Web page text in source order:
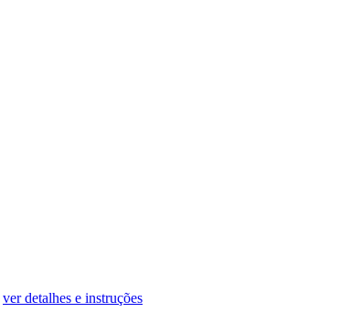
ver detalhes e instruções